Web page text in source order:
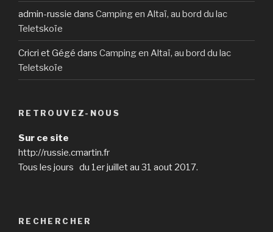
admin-russie dans Camping en Altaï, au bord du lac
Teletskoïe
Cricri et Gégé dans Camping en Altaï, au bord du lac
Teletskoïe
RETROUVEZ-NOUS
Sur ce site
http://russie.cmartin.fr
Tous les jours du 1er juillet au 31 aout 2017.
RECHERCHER